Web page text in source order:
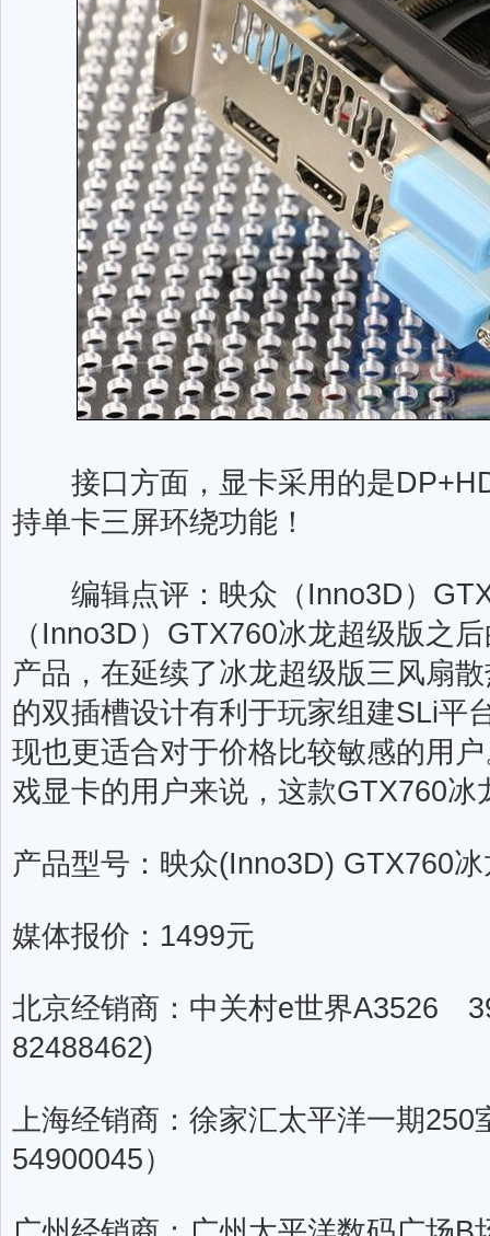
接口方面，显卡采用的是
持单卡三屏环绕功能！
编辑点评：映众（Inno3D）
（Inno3D）GTX760冰龙超级版之
产品，在延续了冰龙超级版三风扇
的双插槽设计有利于玩家组建SLi平
现也更适合对于价格比较敏感的用
戏显卡的用户来说，这款GTX760冰
产品型号：映众(Inno3D) GTX760
媒体报价：1499元
北京经销商：中关村e世界A3526
82488462)
上海经销商：徐家汇太平洋一期
54900045）